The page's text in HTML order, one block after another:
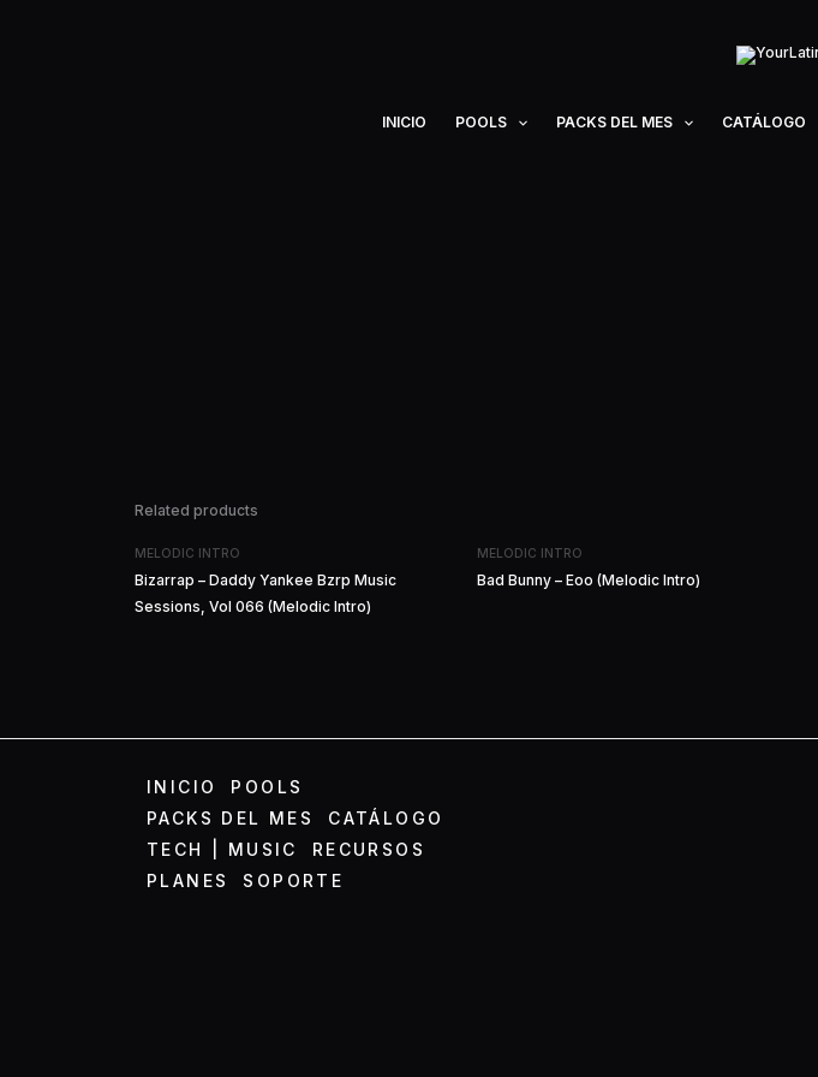
INICIO POOLS PACKS DEL MES CATÁLOGO
Related products
MELODIC INTRO
Bizarrap – Daddy Yankee Bzrp Music
Sessions, Vol 066 (Melodic Intro)
MELODIC INTRO
Bad Bunny – Eoo (Melodic Intro)
INICIO
POOLS
PACKS DEL MES
CATÁLOGO
TECH | MUSIC
RECURSOS
PLANES
SOPORTE